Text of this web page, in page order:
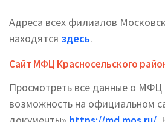
Адреса всех филиалов
находятся здесь.
Сайт МФЦ Красносельского
Просмотреть все данные о МФЦ
возможность на официальном